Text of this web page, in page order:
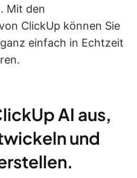
Mit den
ClickUp können Sie
einfach in Echtzeit
AI aus,
und